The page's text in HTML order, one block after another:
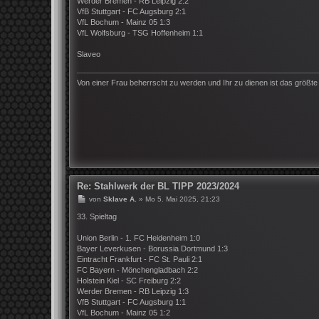
VfB Stuttgart - FC Augsburg 2:1
VfL Bochum - Mainz 05 1:3
VfL Wolfsburg - TSG Hoffenheim 1:1
Slaveo
Von einer Frau beherrscht zu werden und Ihr zu dienen ist das größte
Re: Stahlwerk der BL TIPP 2023/2024
B
a
g
vonSklave A. » Mo 5. Mai 2025, 21:23
33. Spieltag
Union Berlin - 1. FC Heidenheim 1:0
Bayer Leverkusen - Borussia Dortmund 1:3
Eintracht Frankfurt - FC St. Pauli 2:1
FC Bayern - Mönchengladbach 2:2
Holstein Kiel - SC Freiburg 2:2
Werder Bremen - RB Leipzig 1:3
VfB Stuttgart - FC Augsburg 1:1
VfL Bochum - Mainz 05 1:2